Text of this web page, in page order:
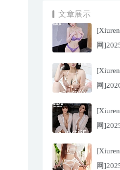
文章展示
网
网
网
网